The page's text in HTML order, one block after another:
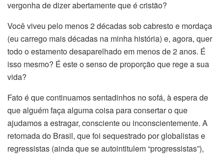
vergonha de dizer abertamente que é cristão?
Você viveu pelo menos 2 décadas sob cabresto e mordaça
(eu carrego mais décadas na minha história) e, agora, quer
todo o estamento desaparelhado em menos de 2 anos. É
isso mesmo? É este o senso de proporção que rege a sua
vida?
Fato é que continuamos sentadinhos no sofá, à espera de
que alguém faça alguma coisa para consertar o que
ajudamos a estragar, consciente ou inconscientemente. A
retomada do Brasil, que foi sequestrado por globalistas e
regressistas (ainda que se autointitulem “progressistas”),